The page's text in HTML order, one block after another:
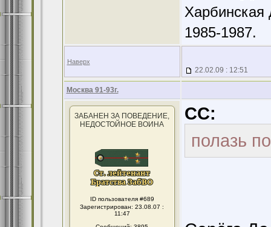
Харбинская
1985-1987.
Наверх
22.02.09 : 12:51
Москва 91-93г.
ЗАБАНЕН ЗА ПОВЕДЕНИЕ,
НЕДОСТОЙНОЕ ВОИНА
ID пользователя #689
Зарегистрирован: 23.08.07 :
11:47
CC:
полазь